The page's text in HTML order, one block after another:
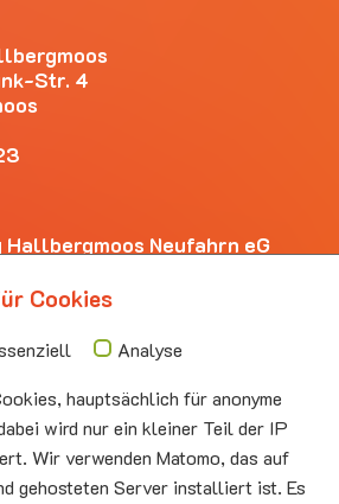
Str. 4
Hallbergmoos Neufahrn eG
- 11.00
Neufahrn
17.00
Spieletreff Neufahrn
Cookies
Analyse
hauptsächlich für anonyme
wird nur ein kleiner Teil der IP
Wir verwenden Matomo, das auf
gehosteten Server installiert ist. Es